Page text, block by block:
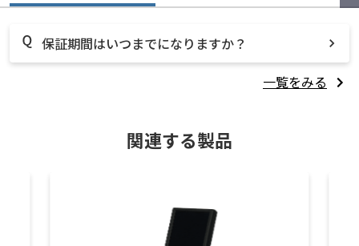
保証期間はいつまでになりますか？
一覧をみる
関連する製品